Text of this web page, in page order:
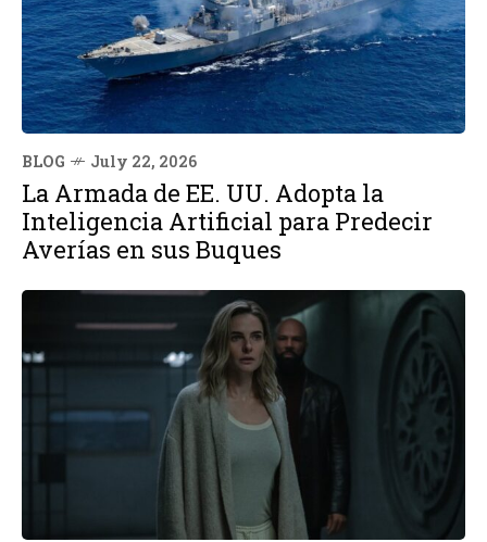
BLOG July 22, 2026
La Armada de EE. UU. Adopta la
Inteligencia Artificial para Predecir
Averías en sus Buques